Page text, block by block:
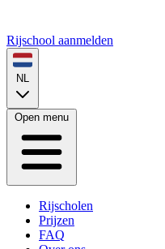
Rijschool aanmelden
NL
Open menu
Rijscholen
Prijzen
FAQ